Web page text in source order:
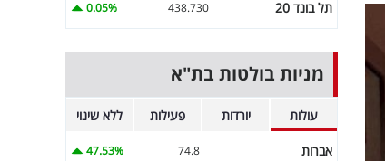
תל בונד 20 438.730
0.05%
מניות בולטות בת"א
עולות יורדות פעילות ללא שינוי
אברות 74.8
47.53%